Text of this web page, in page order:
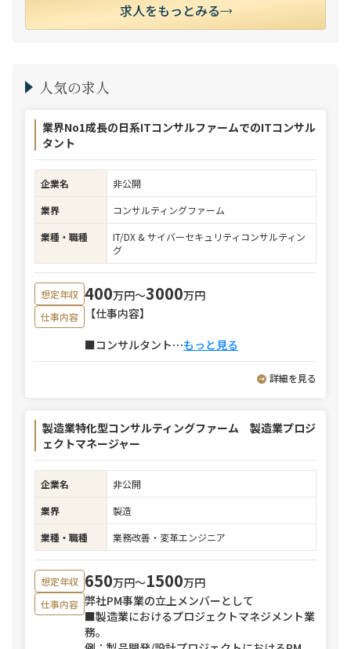
求人をもっとみる
人気の求人
業界No1成長の日系ITコンサルファームでのITコンサル
タント
企業名
非公開
業界
コンサルティングファーム
業種・職種
IT/DX & サイバーセキュリティコンサルティン
グ
想定年収 400万円〜3000万円
仕事内容
【仕事内容】
■コンサルタント⋯もっと見る
詳細を見る
製造業特化型コンサルティングファーム 製造業プロジ
ェクトマネージャー
企業名
非公開
業界
製造
業種・職種
業務改善・変革エンジニア
想定年収 650万円〜1500万円
仕事内容 弊社PM事業の立上メンバーとして
■製造業におけるプロジェクトマネジメント業
務。